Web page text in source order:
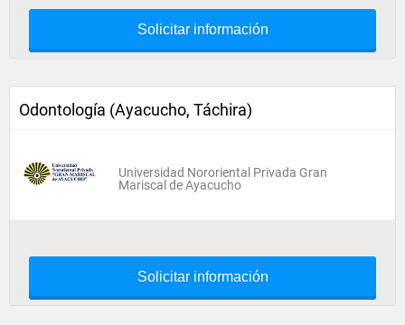
Solicitar información
Odontología (Ayacucho, Táchira)
Universidad Nororiental Privada Gran
Mariscal de Ayacucho
Solicitar información